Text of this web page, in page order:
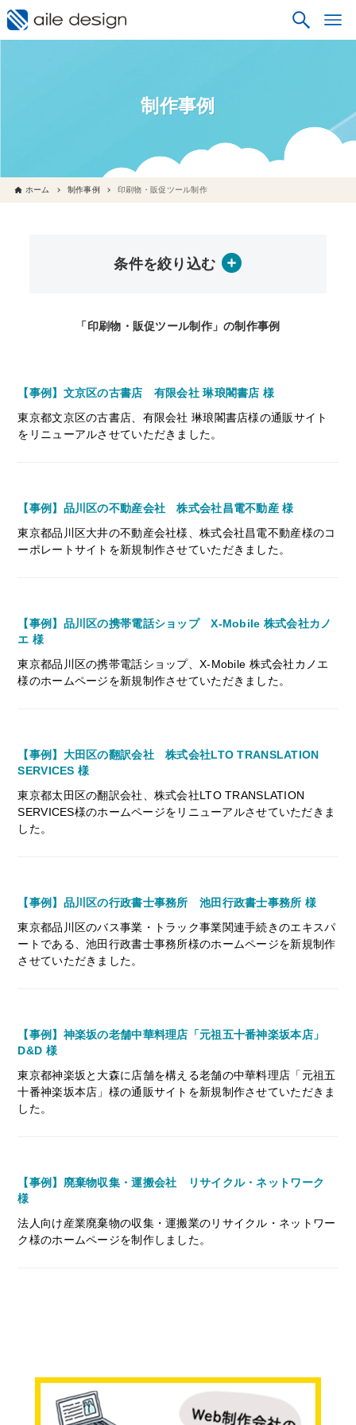
制作事例
ホーム 制作事例 印刷物・販促ツール制作
条件を絞り込む
「印刷物・販促ツール制作」の制作事例
【事例】文京区の古書店 有限会社 琳琅閣書店 様
東京都文京区の古書店、有限会社 琳琅閣書店様の通販サイト
をリニューアルさせていただきました。
【事例】品川区の不動産会社 株式会社昌電不動産 様
東京都品川区大井の不動産会社様、株式会社昌電不動産様のコ
ーポレートサイトを新規制作させていただきました。
【事例】品川区の携帯電話ショップ X-Mobile 株式会社カノ
エ 様
東京都品川区の携帯電話ショップ、X-Mobile 株式会社カノエ
様のホームページを新規制作させていただきました。
【事例】大田区の翻訳会社 株式会社LTO TRANSLATION
SERVICES 様
東京都太田区の翻訳会社、株式会社LTO TRANSLATION
SERVICES様のホームページをリニューアルさせていただきま
した。
【事例】品川区の行政書士事務所 池田行政書士事務所 様
東京都品川区のバス事業・トラック事業関連手続きのエキスパ
ートである、池田行政書士事務所様のホームページを新規制作
させていただきました。
【事例】神楽坂の老舗中華料理店「元祖五十番神楽坂本店」
D&D 様
東京都神楽坂と大森に店舗を構える老舗の中華料理店「元祖五
十番神楽坂本店」様の通販サイトを新規制作させていただきま
した。
【事例】廃棄物収集・運搬会社 リサイクル・ネットワーク
様
法人向け産業廃棄物の収集・運搬業のリサイクル・ネットワー
ク様のホームページを制作しました。